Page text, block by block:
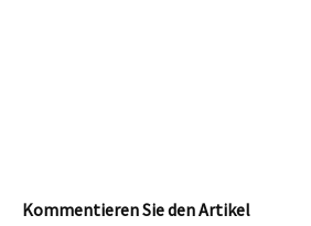
Kommentieren Sie den Artikel